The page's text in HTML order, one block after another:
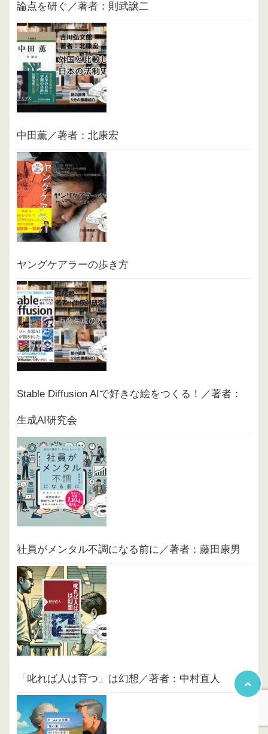
論点を研ぐ／著者：則武譲二
中田薫／著者：北康宏
ヤングケアラーの歩き方
Stable Diffusion AIで好きな絵をつくる！／著者：
生成AI研究会
社員がメンタル不調になる前に／著者：藤田康男
「叱れば人は育つ」は幻想／著者：中村直人